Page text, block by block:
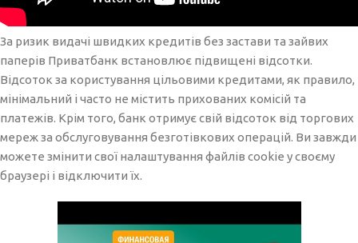
За ризик видачі швидких кредитів без застави та зайвих
паперів Приватбанк встановлює підвищені відсотки.
Відсоток за користування цільовими кредитами, як правило,
мінімальний і часто не містить прихованих комісій та
платежів. Крім того, банк отримує свій відсоток від торгових
мереж за обслуговування безготівкових операцій. Ви завжди
можете змінити свої налаштування файлів cookie у своєму
браузері і відключити їх.